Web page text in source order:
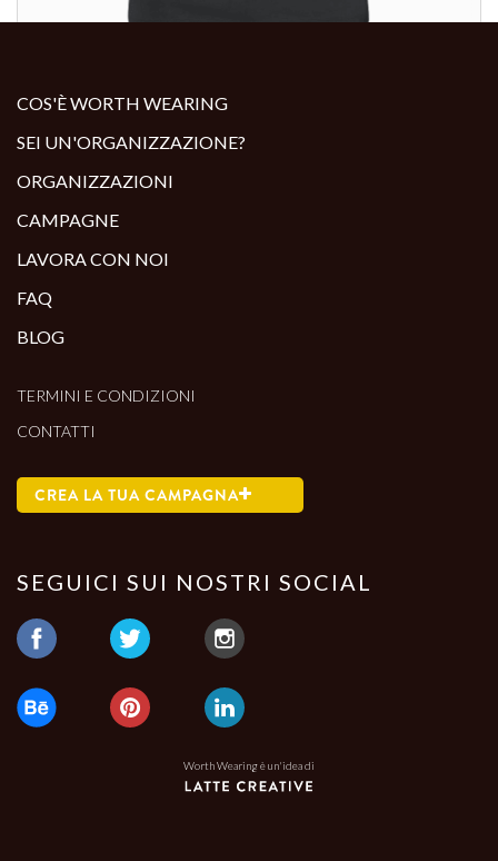
COS'È WORTH WEARING
SEI UN'ORGANIZZAZIONE?
ORGANIZZAZIONI
CAMPAGNE
LAVORA CON NOI
FAQ
BLOG
TERMINI E CONDIZIONI
CONTATTI
CREA LA TUA CAMPAGNA
SEGUICI SUI NOSTRI SOCIAL
Worth Wearing è un'idea di